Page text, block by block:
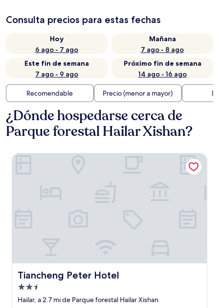
Consulta precios para estas fechas
Hoy
6 ago - 7 ago
Mañana
7 ago - 8 ago
Este fin de semana
7 ago - 9 ago
Próximo fin de semana
14 ago - 16 ago
Recomendable Precio (menor a mayor)
¿Dónde hospedarse cerca de
Parque forestal Hailar Xishan?
Tiancheng Peter Hotel
Tiancheng Peter Hotel
Propiedad
de
Hailar, a 2.7 mi de Parque forestal Hailar Xishan
Tiancheng Peter Hotel